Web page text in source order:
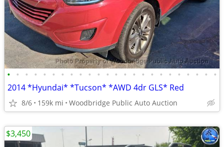
• • • • • • • • • • • • • • • • • • • • • • • •
2014 *Hyundai* *Tucson* *AWD 4dr GLS* Red
8/6 159k mi Woodbridge Public Auto Auction
$3,450